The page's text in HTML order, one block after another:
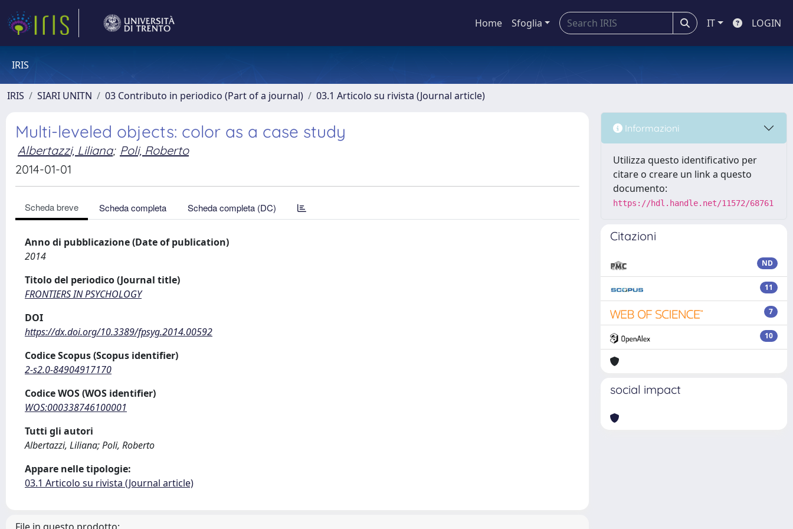
Home Sfoglia IT LOGIN
IRIS
IRIS SIARI UNITN 03 Contributo in periodico (Part of a journal) 03.1 Articolo su rivista (Journal article)
Multi-leveled objects: color as a case study
Albertazzi, Liliana; Poli, Roberto
2014-01-01
Scheda breve Scheda completa Scheda completa (DC)
Anno di pubblicazione (Date of publication)
2014
Titolo del periodico (Journal title)
FRONTIERS IN PSYCHOLOGY
DOI
https://dx.doi.org/10.3389/fpsyg.2014.00592
Codice Scopus (Scopus identifier)
2-s2.0-84904917170
Codice WOS (WOS identifier)
WOS:000338746100001
Tutti gli autori
Albertazzi, Liliana; Poli, Roberto
Appare nelle tipologie:
03.1 Articolo su rivista (Journal article)
Informazioni
Utilizza questo identificativo per
citare o creare un link a questo
documento:
https://hdl.handle.net/11572/68761
Citazioni
ND
11
7
10
social impact